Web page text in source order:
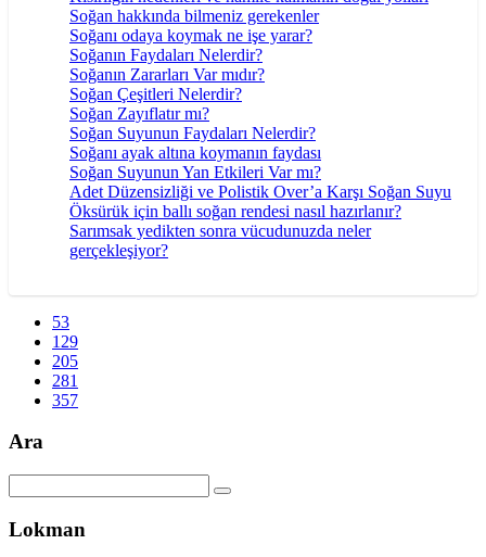
Soğan hakkında bilmeniz gerekenler
Soğanı odaya koymak ne işe yarar?
Soğanın Faydaları Nelerdir?
Soğanın Zararları Var mıdır?
Soğan Çeşitleri Nelerdir?
Soğan Zayıflatır mı?
Soğan Suyunun Faydaları Nelerdir?
Soğanı ayak altına koymanın faydası
Soğan Suyunun Yan Etkileri Var mı?
Adet Düzensizliği ve Polistik Over’a Karşı Soğan Suyu
Öksürük için ballı soğan rendesi nasıl hazırlanır?
Sarımsak yedikten sonra vücudunuzda neler
gerçekleşiyor?
53
129
205
281
357
Ara
Lokman